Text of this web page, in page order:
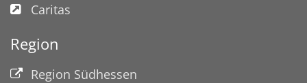
Caritas
Region
Region Südhessen